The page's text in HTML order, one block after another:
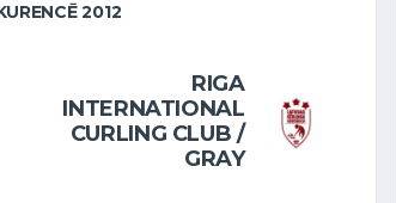
2012
RIGA
INTERNATIONAL
CURLING CLUB /
GRAY